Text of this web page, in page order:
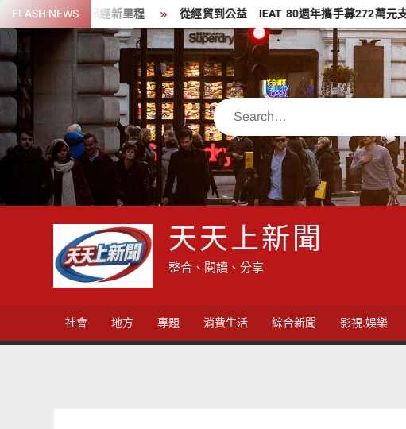
Skip
to
content
FLASH NEWS
保經新里程 從經貿到公益 IEAT 80週年攜手募272萬元支持20家社福
Search
天天上新聞
整合、閱讀、分享
社會 地方 專題 消費生活 綜合新聞 影視.娛樂